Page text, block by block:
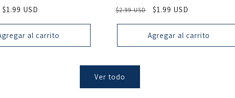
Precio
oferta
$1.99 USD
al carrito
Precio
$2.99 USD
Precio
oferta
$1.99 USD
Agregar al carrito
Ver todo